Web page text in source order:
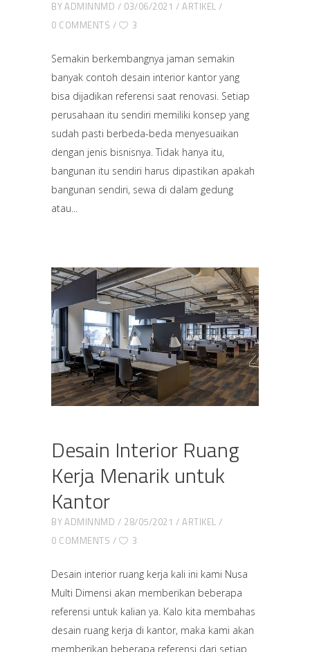
BYADMINNMD 03/06/2021
ARTIKEL
0 COMMENTS
3
Semakin berkembangnya jaman semakin
banyak contoh desain interior kantor yang
bisa dijadikan referensi saat renovasi. Setiap
perusahaan itu sendiri memiliki konsep yang
sudah pasti berbeda-beda menyesuaikan
dengan jenis bisnisnya. Tidak hanya itu,
bangunan itu sendiri harus dipastikan apakah
bangunan sendiri, sewa di dalam gedung
atau
Desain Interior Ruang
Kerja Menarik untuk
Kantor
BYADMINNMD 28/05/2021
ARTIKEL
0 COMMENTS
3
Desain interior ruang kerja kali ini kami Nusa
Multi Dimensi akan memberikan beberapa
referensi untuk kalian ya. Kalo kita membahas
desain ruang kerja di kantor, maka kami akan
memberikan beberapa referensi dari setiap